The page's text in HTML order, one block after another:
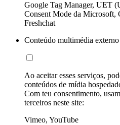
Google Tag Manager, UET
Consent Mode da Microsoft,
Freshchat
Conteúdo multimédia externo
Ao aceitar esses serviços,
conteúdos de mídia
Com teu consentimento,
terceiros neste site:
Vimeo, YouTube